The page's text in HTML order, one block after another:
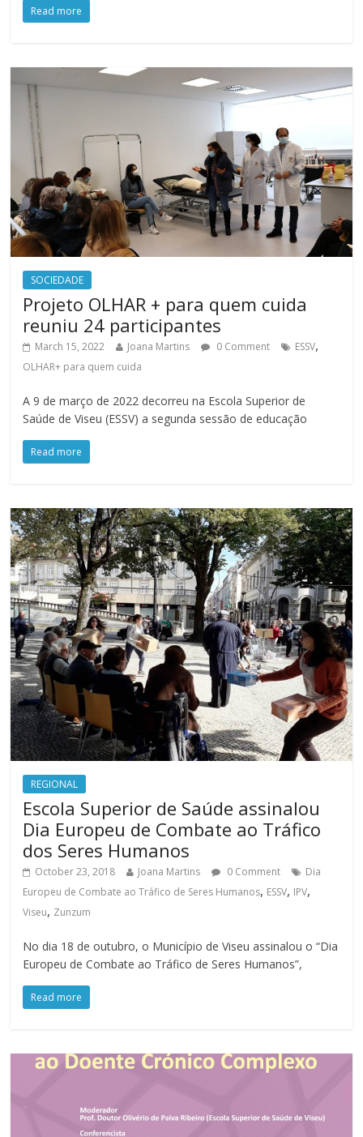
Read more
SOCIEDADE
Projeto OLHAR + para quem cuida
reuniu 24 participantes
March 15, 2022 Joana Martins 0 Comment ESSV,
OLHAR+ para quem cuida
A 9 de março de 2022 decorreu na Escola Superior de
Saúde de Viseu (ESSV) a segunda sessão de educação
Read more
REGIONAL
Escola Superior de Saúde assinalou
Dia Europeu de Combate ao Tráfico
dos Seres Humanos
October 23, 2018 Joana Martins 0 Comment
Dia
Europeu de Combate ao Tráfico de Seres Humanos, ESSV, IPV,
Viseu, Zunzum
No dia 18 de outubro, o Município de Viseu assinalou o “Dia
Europeu de Combate ao Tráfico de Seres Humanos”,
Read more